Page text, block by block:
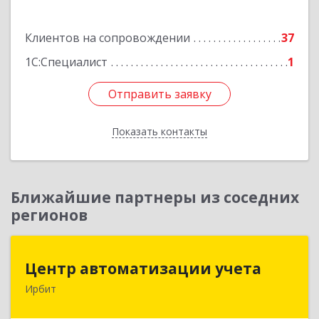
Клиентов на сопровождении
37
1С:Специалист
1
Отправить заявку
Показать контакты
Отправить заявку
Назад
Ближайшие партнеры из соседних
регионов
Центр автоматизации учета
Ирбит623854, Свердловская обл, Ирбит г, Маршала